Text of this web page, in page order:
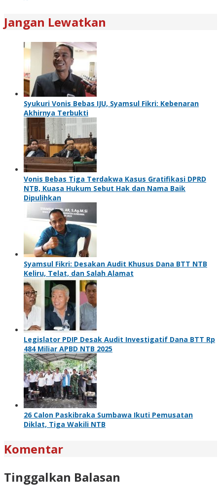
Jangan Lewatkan
Syukuri Vonis Bebas IJU, Syamsul Fikri: Kebenaran
Akhirnya Terbukti
Vonis Bebas Tiga Terdakwa Kasus Gratifikasi DPRD
NTB, Kuasa Hukum Sebut Hak dan Nama Baik
Dipulihkan
Syamsul Fikri: Desakan Audit Khusus Dana BTT NTB
Keliru, Telat, dan Salah Alamat
Legislator PDIP Desak Audit Investigatif Dana BTT Rp
484 Miliar APBD NTB 2025
26 Calon Paskibraka Sumbawa Ikuti Pemusatan
Diklat, Tiga Wakili NTB
Komentar
Tinggalkan Balasan